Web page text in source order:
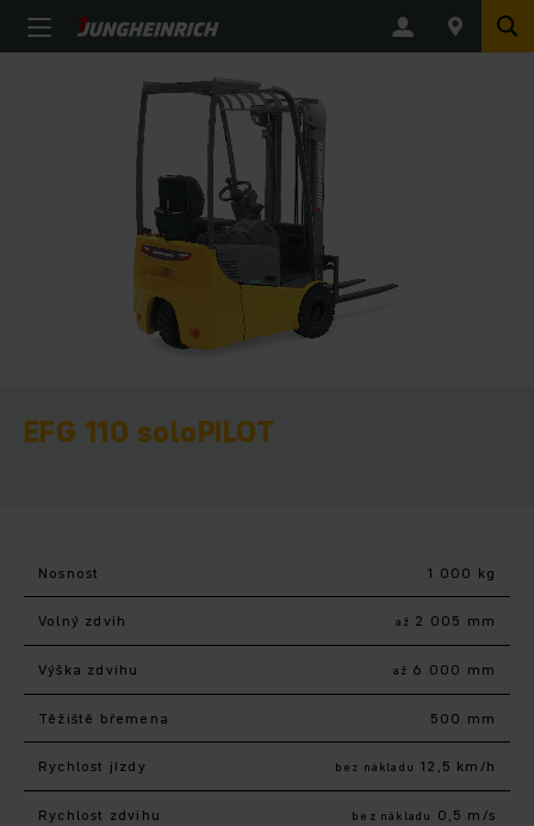
EFG 110 soloPILOT
Nosnost 1 000 kg
Volný zdvih až 2 005 mm
Výška zdvihu až 6 000 mm
Těžiště břemena 500 mm
Rychlost jízdy bez nákladu 12,5 km/h
Rychlost zdvihu bez nákladu 0,5 m/s